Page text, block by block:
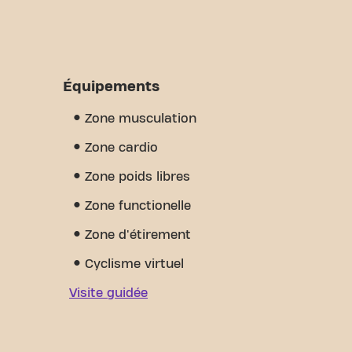
Équipements
Zone musculation
Zone cardio
Zone poids libres
Zone functionelle
Zone d'étirement
Cyclisme virtuel
Visite guidée